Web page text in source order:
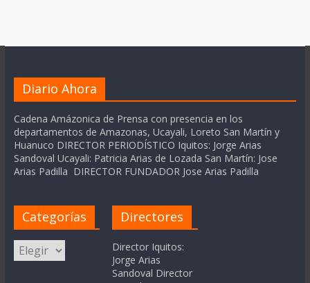
Diario Ahora
Cadena Amázonica de Prensa con presencia en los
departamentos de Amazonas, Ucayali, Loreto San Martín y
Huanuco DIRECTOR PERIODÍSTICO Iquitos: Jorge Arias
Sandoval Ucayali: Patricia Arias de Lozada San Martín: Jose
Arias Padilla DIRECTOR FUNDADOR Jose Arias Padilla
Categorías
Categorías
Directores
Director Iquitos:
Jorge Arias
Sandoval Director